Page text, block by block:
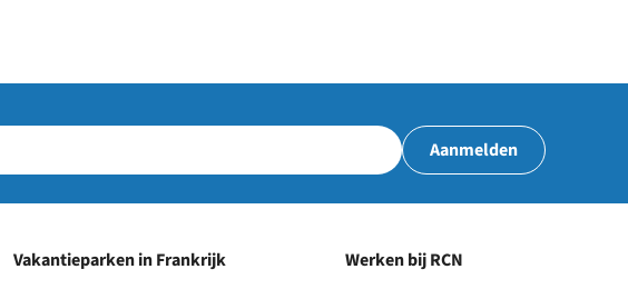
Aanmelden
Vakantieparken in Frankrijk Werken bij RCN